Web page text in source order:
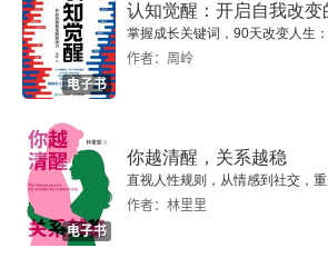
1.9 Java网络编程模型
1.9.1 阻塞I/O模型
1.9.2 非阻塞I/O模型
1.9.3 多路复用I/O模型
1.9.4 信号驱动I/O模型
电子书
认知觉醒：开启自我改变
掌握成长关键词，90天改变人生
作者：周岭
电子书
你越清醒，关系越稳
直视人性规则，从情感到社交，重
作者：林里里